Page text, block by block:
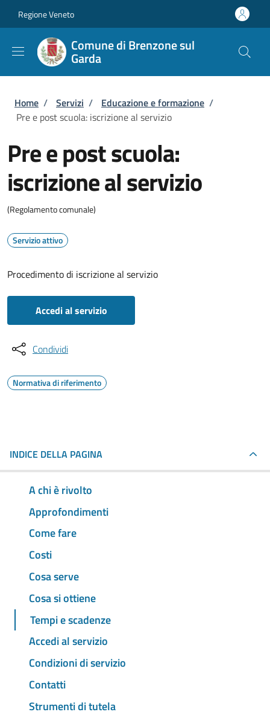
Regione Veneto
Comune di Brenzone sul
Garda
Briciole di pane
Home / Servizi / Educazione e formazione /
Pre e post scuola: iscrizione al servizio
Pre e post scuola:
iscrizione al servizio
(Regolamento comunale)
Servizio attivo
Procedimento di iscrizione al servizio
Accedi al servizio
Condividi
Normativa di riferimento
INDICE DELLA PAGINA
A chi è rivolto
Approfondimenti
Come fare
Costi
Cosa serve
Cosa si ottiene
Tempi e scadenze
Accedi al servizio
Condizioni di servizio
Contatti
Strumenti di tutela